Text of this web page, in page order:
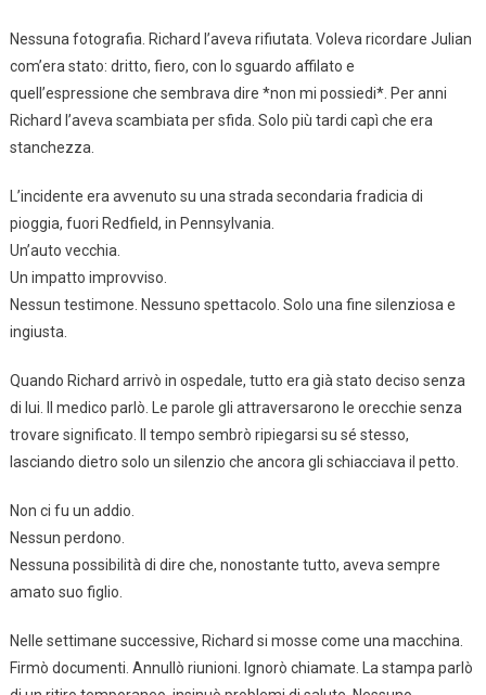
Nessuna fotografia. Richard l’aveva rifiutata. Voleva ricordare Julian
com’era stato: dritto, fiero, con lo sguardo affilato e
quell’espressione che sembrava dire *non mi possiedi*. Per anni
Richard l’aveva scambiata per sfida. Solo più tardi capì che era
stanchezza.
L’incidente era avvenuto su una strada secondaria fradicia di
pioggia, fuori Redfield, in Pennsylvania.
Un’auto vecchia.
Un impatto improvviso.
Nessun testimone. Nessuno spettacolo. Solo una fine silenziosa e
ingiusta.
Quando Richard arrivò in ospedale, tutto era già stato deciso senza
di lui. Il medico parlò. Le parole gli attraversarono le orecchie senza
trovare significato. Il tempo sembrò ripiegarsi su sé stesso,
lasciando dietro solo un silenzio che ancora gli schiacciava il petto.
Non ci fu un addio.
Nessun perdono.
Nessuna possibilità di dire che, nonostante tutto, aveva sempre
amato suo figlio.
Nelle settimane successive, Richard si mosse come una macchina.
Firmò documenti. Annullò riunioni. Ignorò chiamate. La stampa parlò